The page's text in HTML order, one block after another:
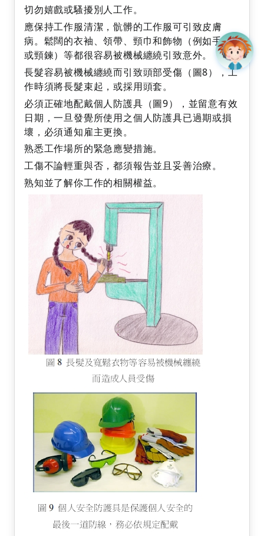
切勿嬉戲或騷擾別人工作。
應保持工作服清潔，骯髒的工作服可引致皮膚
病。鬆闊的衣袖、領帶、頸巾和飾物（例如手鍊
或頸鍊）等都很容易被機械纏繞引致意外。
長髮容易被機械纏繞而引致頭部受傷（圖8），工
作時須將長髮束起，或採用頭套。
必須正確地配戴個人防護具（圖9），並留意有效
日期，一旦發覺所使用之個人防護具已過期或損
壞，必須通知雇主更換。
熟悉工作場所的緊急應變措施。
工傷不論輕重與否，都須報告並且妥善治療。
熟知並了解你工作的相關權益。